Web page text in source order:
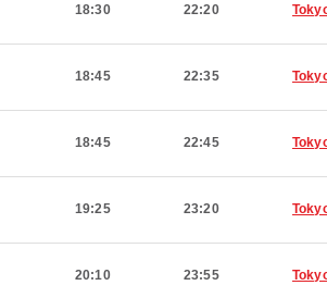
18:30 22:20
18:45 22:35
18:45 22:45
19:25 23:20
20:10 23:55